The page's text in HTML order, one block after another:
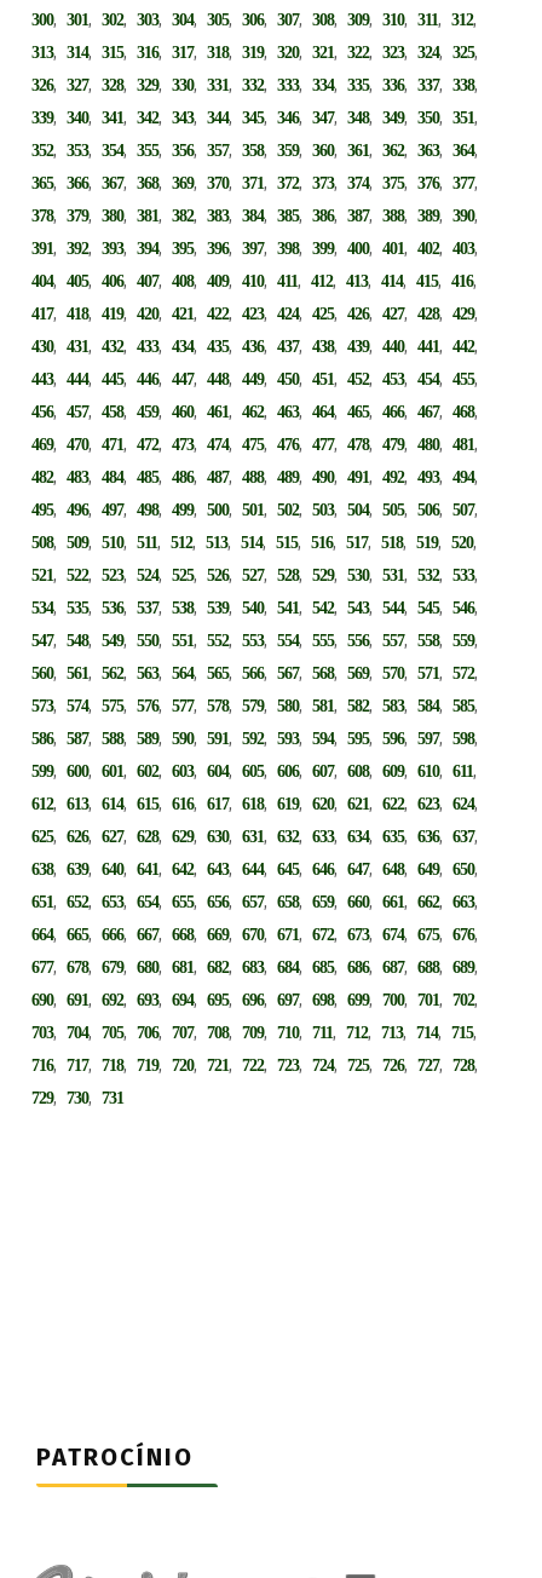
300,301,302,303,304,305,306,307,308,309,310,311,312,
313,314,315,316,317,318,319,320,321,322,323,324,325,
326,327,328,329,330,331,332,333,334,335,336,337,338,
339,340,341,342,343,344,345,346,347,348,349,350,351,
352,353,354,355,356,357,358,359,360,361,362,363,364,
365,366,367,368,369,370,371,372,373,374,375,376,377,
378,379,380,381,382,383,384,385,386,387,388,389,390,
391,392,393,394,395,396,397,398,399,400,401,402,403,
404,405,406,407,408,409,410,411,412,413,414,415,416,
417,418,419,420,421,422,423,424,425,426,427,428,429,
430,431,432,433,434,435,436,437,438,439,440,441,442,
443,444,445,446,447,448,449,450,451,452,453,454,455,
456,457,458,459,460,461,462,463,464,465,466,467,468,
469,470,471,472,473,474,475,476,477,478,479,480,481,
482,483,484,485,486,487,488,489,490,491,492,493,494,
495,496,497,498,499,500,501,502,503,504,505,506,507,
508,509,510,511,512,513,514,515,516,517,518,519,520,
521,522,523,524,525,526,527,528,529,530,531,532,533,
534,535,536,537,538,539,540,541,542,543,544,545,546,
547,548,549,550,551,552,553,554,555,556,557,558,559,
560,561,562,563,564,565,566,567,568,569,570,571,572,
573,574,575,576,577,578,579,580,581,582,583,584,585,
586,587,588,589,590,591,592,593,594,595,596,597,598,
599,600,601,602,603,604,605,606,607,608,609,610,611,
612,613,614,615,616,617,618,619,620,621,622,623,624,
625,626,627,628,629,630,631,632,633,634,635,636,637,
638,639,640,641,642,643,644,645,646,647,648,649,650,
651,652,653,654,655,656,657,658,659,660,661,662,663,
664,665,666,667,668,669,670,671,672,673,674,675,676,
677,678,679,680,681,682,683,684,685,686,687,688,689,
690,691,692,693,694,695,696,697,698,699,700,701,702,
703,704,705,706,707,708,709,710,711,712,713,714,715,
716,717,718,719,720,721,722,723,724,725,726,727,728,
729,730,731
PATROCÍNIO